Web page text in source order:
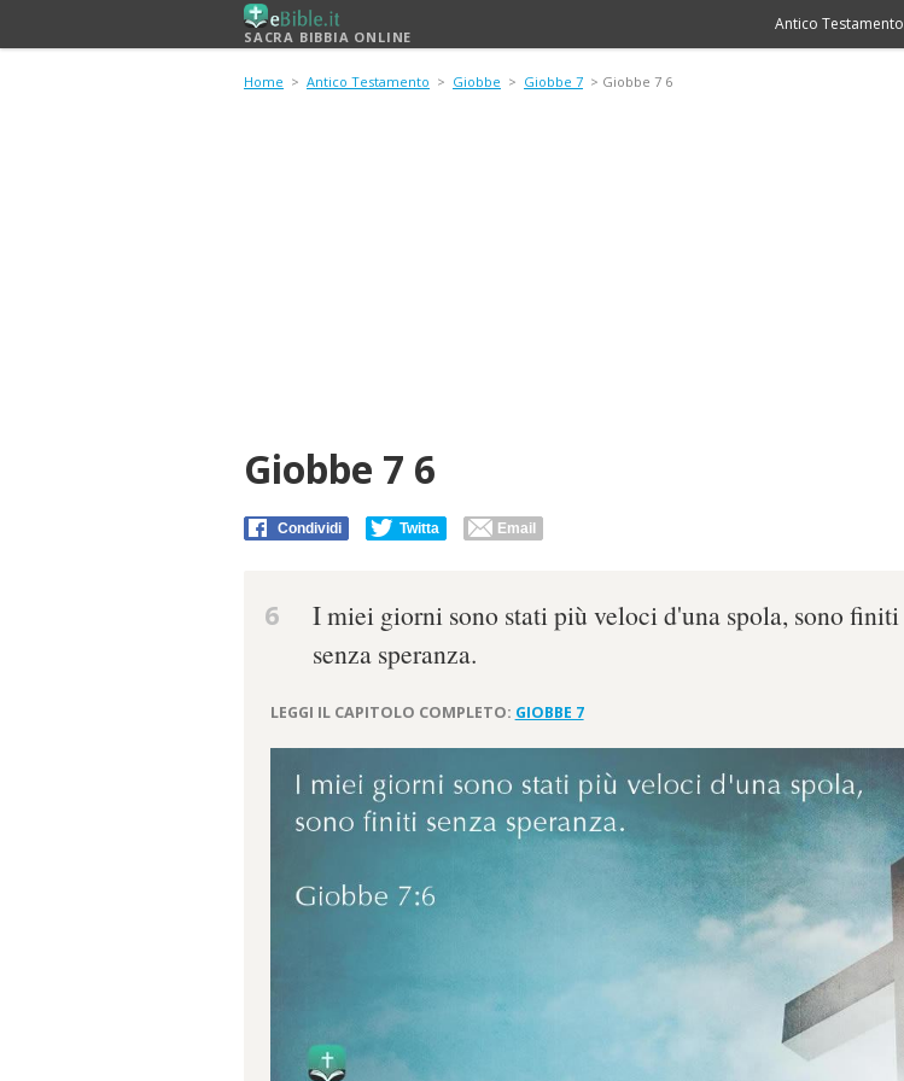
SACRA BIBBIA ONLINE
Antico Testamento
Home > Antico Testamento > Giobbe > Giobbe 7 > Giobbe 7 6
Giobbe 7 6
Condividi Twitta Email
6
I miei giorni sono stati più veloci d'una spola, sono finiti
senza speranza.
LEGGI IL CAPITOLO COMPLETO: GIOBBE 7